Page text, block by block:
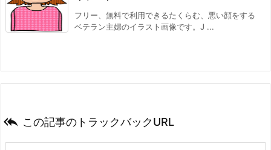
フリー、無料で利用できるたくらむ、悪い顔をする
ベテラン主婦のイラスト画像です。J ...
 この記事のトラックバックURL